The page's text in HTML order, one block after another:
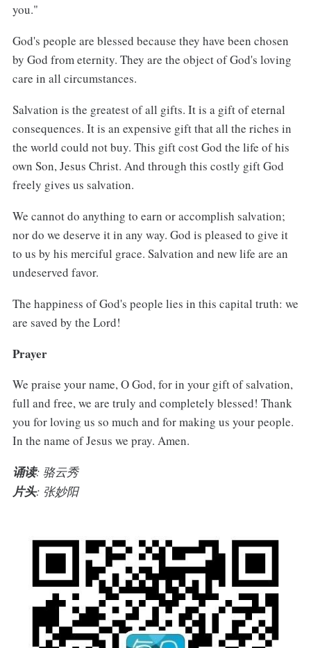
you."
God's people are blessed because they have been chosen
by God from eternity. They are the object of God's loving
care in all circumstances.
Salvation is the greatest of all gifts. It is a gift of eternal
consequences. It is an expensive gift that all the riches in
the world could not buy. This gift cost God the life of his
own Son, Jesus Christ. And through this costly gift God
freely gives us salvation.
We cannot do anything to earn or accomplish salvation;
nor do we deserve it in any way. God is pleased to give it
to us by his merciful grace. Salvation and new life are an
undeserved favor.
The happiness of God's people lies in this capital truth: we
are saved by the Lord!
Prayer
We praise your name, O God, for in your gift of salvation,
full and free, we are truly and completely blessed! Thank
you for loving us so much and for making us your people.
In the name of Jesus we pray. Amen.
诵读: 骆云秀
片头: 张妙阳